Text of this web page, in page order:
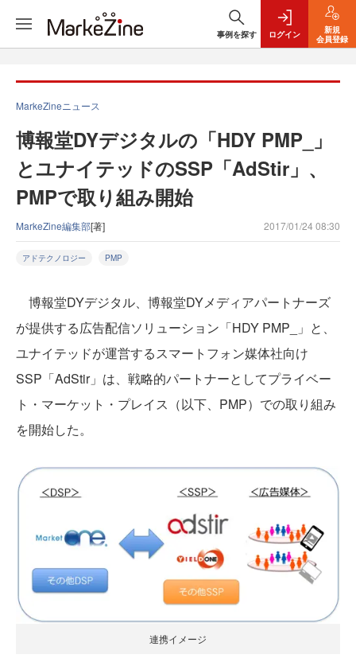
事例を探す ログイン
新規
会員登録
MarkeZineニュース
博報堂DYデジタルの「HDY PMP_」
とユナイテッドのSSP「AdStir」、
PMPで取り組み開始
MarkeZine編集部[著] 2017/01/24 08:30
アドテクノロジー PMP
博報堂DYデジタル、博報堂DYメディアパートナーズ
が提供する広告配信ソリューション「HDY PMP_」と、
ユナイテッドが運営するスマートフォン媒体社向け
SSP「AdStir」は、戦略的パートナーとしてプライベー
ト・マーケット・プレイス（以下、PMP）での取り組み
を開始した。
連携イメージ